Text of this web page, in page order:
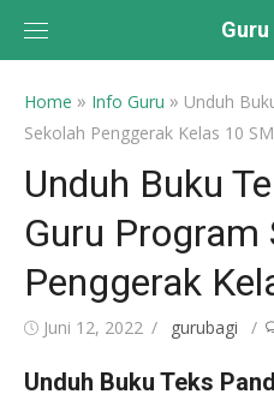
Home » Info Guru » Unduh
Sekolah Penggerak Kelas 10
Unduh Buku
Guru Program
Penggerak
Posted
Juni 12, 2022 Author
gurubagi
Unduh Buku Teks